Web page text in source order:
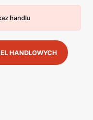
handlu
HANDLOWYCH